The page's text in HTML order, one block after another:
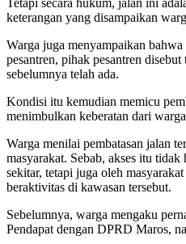
Tetapi secara hukum, jalan ini
keterangan yang disampaikan
Warga juga menyampaikan
pesantren, pihak pesantren
sebelumnya telah ada.
Kondisi itu kemudian memicu
menimbulkan keberatan dari
Warga menilai pembatasan jalan
masyarakat. Sebab, akses itu
sekitar, tetapi juga oleh
beraktivitas di kawasan tersebut.
Sebelumnya, warga mengaku
Pendapat dengan DPRD Maros,